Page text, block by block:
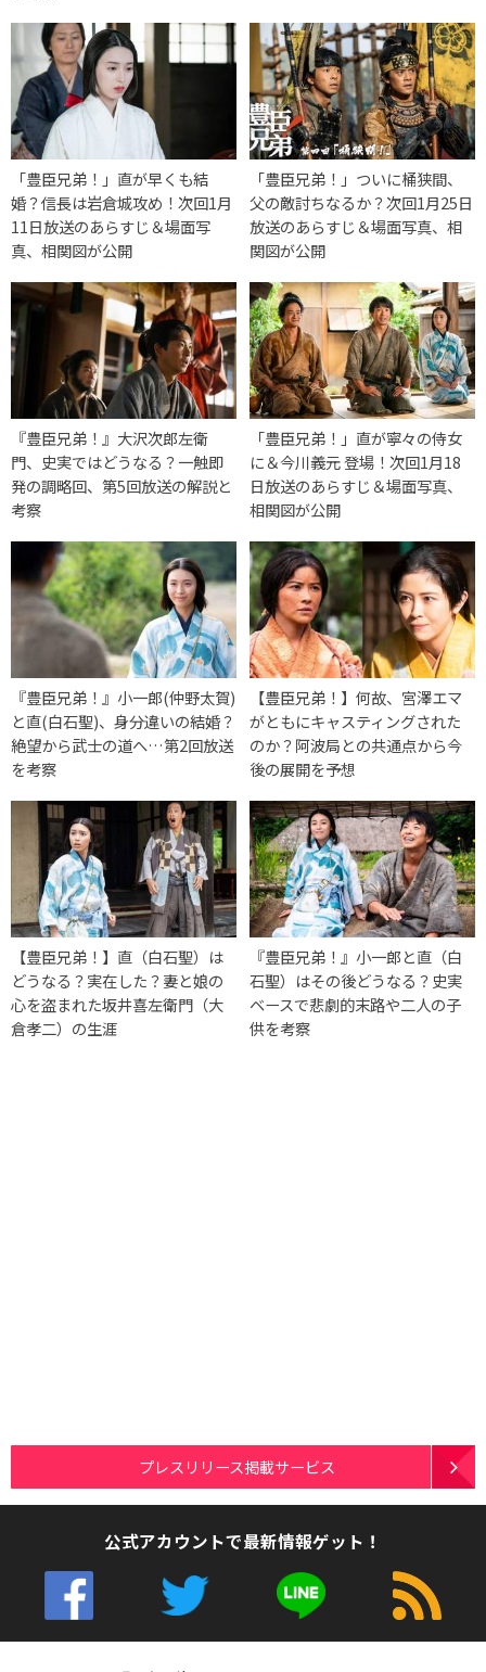
「豊臣兄弟！」直が早くも結
婚？信長は岩倉城攻め！次回1月
11日放送のあらすじ＆場面写
真、相関図が公開
「豊臣兄弟！」ついに桶狭間、
父の敵討ちなるか？次回1月25日
放送のあらすじ＆場面写真、相
関図が公開
『豊臣兄弟！』大沢次郎左衛
門、史実ではどうなる？一触即
発の調略回、第5回放送の解説と
考察
「豊臣兄弟！」直が寧々の侍女
に＆今川義元 登場！次回1月18
日放送のあらすじ＆場面写真、
相関図が公開
『豊臣兄弟！』小一郎(仲野太賀)
と直(白石聖)、身分違いの結婚？
絶望から武士の道へ…第2回放送
を考察
【豊臣兄弟！】何故、宮澤エマ
がともにキャスティングされた
のか？阿波局との共通点から今
後の展開を予想
【豊臣兄弟！】直（白石聖）は
どうなる？実在した？妻と娘の
心を盗まれた坂井喜左衛門（大
倉孝二）の生涯
『豊臣兄弟！』小一郎と直（白
石聖）はその後どうなる？史実
ベースで悲劇的末路や二人の子
供を考察
プレスリリース掲載サービス
公式アカウントで最新情報ゲット！